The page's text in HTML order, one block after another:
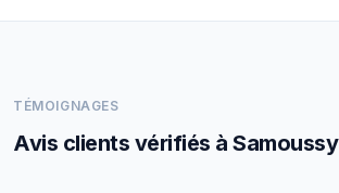
TÉMOIGNAGES
Avis clients vérifiés à Samoussy